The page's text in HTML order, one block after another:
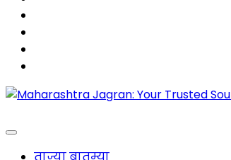
Maharashtra Jagran : Your Trusted